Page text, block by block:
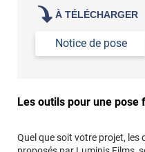
À TÉLÉCHARGER
Notice de pose
Les outils pour une pose
Quel que soit votre projet, les